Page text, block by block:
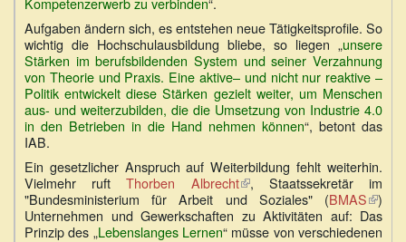
Aufgaben ändern sich, es entstehen neue Tätigkeitsprofile. So
wichtig die Hochschulausbildung bliebe, so liegen „unsere
Stärken im berufsbildenden System und seiner Verzahnung
von Theorie und Praxis. Eine aktive– und nicht nur reaktive –
Politik entwickelt diese Stärken gezielt weiter, um Menschen
aus- und weiterzubilden, die die Umsetzung von Industrie 4.0
in den Betrieben in die Hand nehmen können“, betont das
IAB.
Ein gesetzlicher Anspruch auf Weiterbildung fehlt weiterhin.
Vielmehr ruftThorben Albrecht(Link
ist
extern)
, Staatssekretär im
"Bundesministerium für Arbeit und Soziales" (BMAS(Link
ist
)
Unternehmen und Gewerkschaften zu Aktivitäten auf: Das
Prinzip des „Lebenslanges Lernen“ müsse von verschiedenen